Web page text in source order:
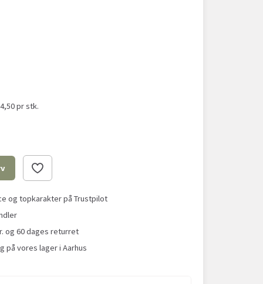
pr stk.
og topkarakter på Trustpilot
og 60 dages returret
på vores lager i Aarhus